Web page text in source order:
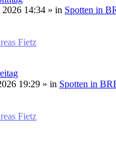
2026 14:34 » in Spotten in
Fietz
19:29 » in Spotten in
Fietz